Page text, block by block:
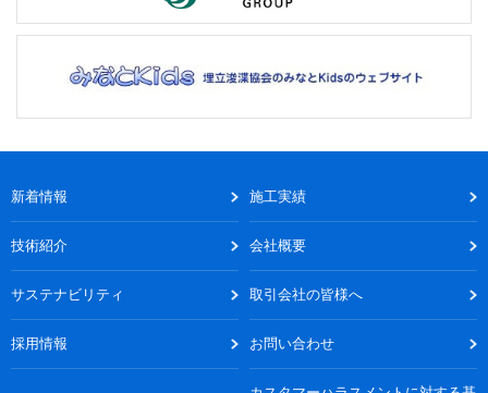
新着情報 施工実績
技術紹介 会社概要
サステナビリティ 取引会社の皆様へ
採用情報 お問い合わせ